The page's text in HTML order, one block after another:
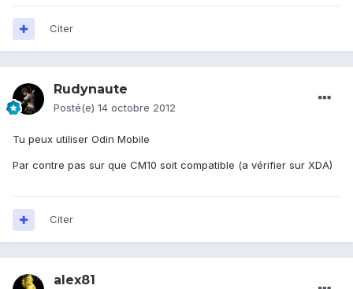
Citer
Rudynaute
Posté(e) 14 octobre 2012
Tu peux utiliser Odin Mobile
Par contre pas sur que CM10 soit compatible (a vérifier sur XDA)
Citer
alex81